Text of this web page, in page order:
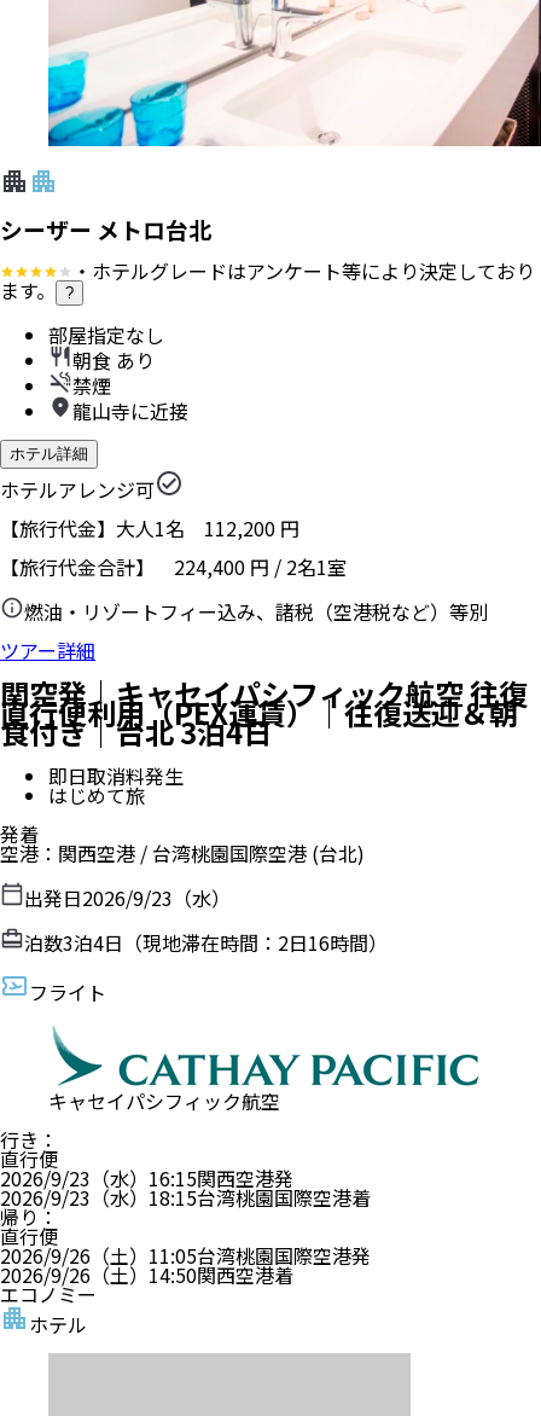
シーザー メトロ台北
・ホテルグレードはアンケート等により決定しており
ます。 ?
部屋指定なし
朝食 あり
禁煙
龍山寺に近接
ホテル詳細
ホテルアレンジ可
【旅行代金】大人1名 112,200 円
【旅行代金合計】 224,400 円 / 2名1室
燃油・リゾートフィー込み、諸税（空港税など）等別
ツアー詳細
関空発｜キャセイパシフィック航空 往復
直行便利用（PEX運賃）｜往復送迎＆朝
食付き｜台北 3泊4日
即日取消料発生
はじめて旅
発着
空港 ： 関西空港 /台湾桃園国際空港 (台北)
出発日2026/9/23（水）
泊数3泊4日（現地滞在時間： 2日16時間）
フライト
キャセイパシフィック航空
行き ：
直行便
2026/9/23（水） 16:15関西空港発
2026/9/23（水） 18:15台湾桃園国際空港着
帰り ：
直行便
2026/9/26（土） 11:05台湾桃園国際空港発
2026/9/26（土） 14:50関西空港着
エコノミー
ホテル